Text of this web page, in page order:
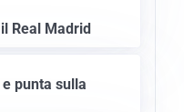
Real Madrid
e punta sulla